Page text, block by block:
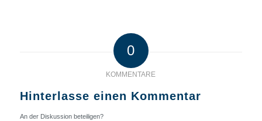
0
KOMMENTARE
Hinterlasse einen Kommentar
An der Diskussion beteiligen?